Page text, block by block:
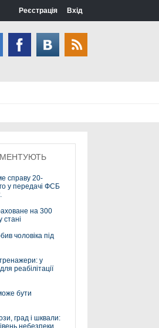
Реєстрація Вхід
справу 20-
у передачі ФСБ
на 300
стані
чоловіка під
у
реабілітації
бути
град і шквали:
небезпеки